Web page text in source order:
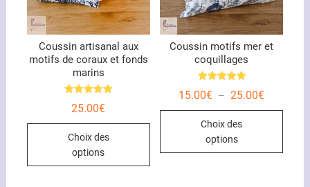
Coussin artisanal aux
motifs de coraux et fonds
marins
Note
5.00
25.00€
Choix des
options
Ce
Coussin motifs mer et
coquillages
5.00
15.00€ – 25.00€Plage
prix :
Choix des
options
Ce